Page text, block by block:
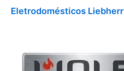
Eletrodomésticos Liebherr